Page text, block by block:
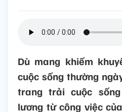
Dù mang khiếm
cuộc sống thường
trang trải cuộc
lương từ công việc